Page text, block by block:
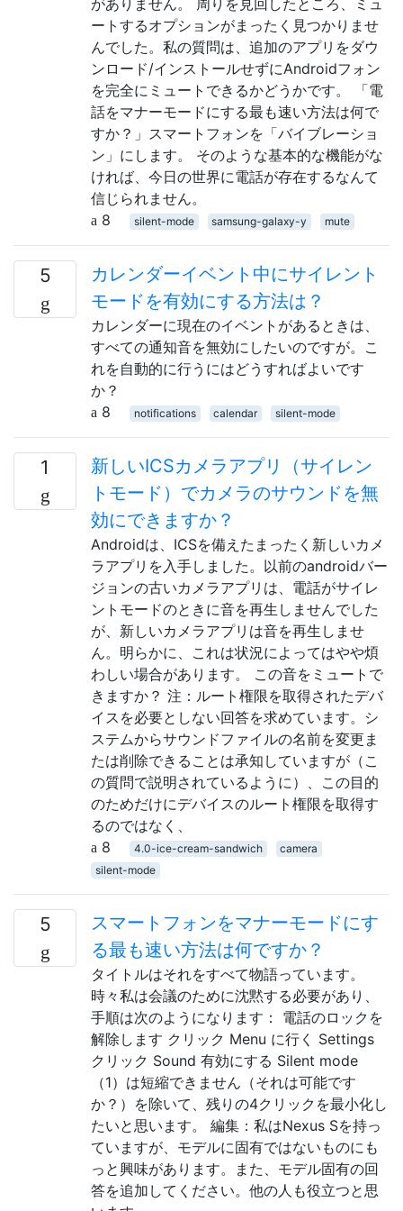
ートするオプションがまったく見つかりませ
んでした。私の質問は、追加のアプリをダウ
ンロード/インストールせずにAndroidフォン
を完全にミュートできるかどうかです。 「電
話をマナーモードにする最も速い方法は何で
すか？」スマートフォンを「バイブレーショ
ン」にします。 そのような基本的な機能がな
ければ、今日の世界に電話が存在するなんて
信じられません。
8
silent-mode samsung-galaxy-y mute
5
カレンダーイベント中にサイレント
モードを有効にする方法は？
カレンダーに現在のイベントがあるときは、
すべての通知音を無効にしたいのですが。こ
れを自動的に行うにはどうすればよいです
か？
8
notifications calendar silent-mode
1
新しいICSカメラアプリ（サイレン
トモード）でカメラのサウンドを無
効にできますか？
Androidは、ICSを備えたまったく新しいカメ
ラアプリを入手しました。以前のandroidバー
ジョンの古いカメラアプリは、電話がサイレ
ントモードのときに音を再生しませんでした
が、新しいカメラアプリは音を再生しませ
ん。明らかに、これは状況によってはやや煩
わしい場合があります。 この音をミュートで
きますか？ 注：ルート権限を取得されたデバ
イスを必要としない回答を求めています。シ
ステムからサウンドファイルの名前を変更ま
たは削除できることは承知していますが（こ
の質問で説明されているように）、この目的
のためだけにデバイスのルート権限を取得す
るのではなく、
8
4.0-ice-cream-sandwich
camera
silent-mode
5
スマートフォンをマナーモードにす
る最も速い方法は何ですか？
タイトルはそれをすべて物語っています。
時々私は会議のために沈黙する必要があり、
手順は次のようになります： 電話のロックを
解除します クリック Menu に行く Settings
クリック Sound 有効にする Silent mode
（1）は短縮できません（それは可能です
か？）を除いて、残りの4クリックを最小化し
たいと思います。 編集：私はNexus Sを持っ
ていますが、モデルに固有ではないものにも
っと興味があります。また、モデル固有の回
答を追加してください。他の人も役立つと思